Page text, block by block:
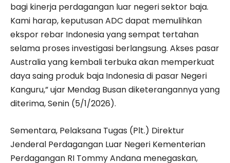
bagi kinerja perdagangan luar negeri sektor baja.
Kami harap, keputusan ADC dapat memulihkan
ekspor rebar Indonesia yang sempat tertahan
selama proses investigasi berlangsung. Akses pasar
Australia yang kembali terbuka akan memperkuat
daya saing produk baja Indonesia di pasar Negeri
Kanguru,” ujar Mendag Busan diketerangannya yang
diterima, Senin (5/1/2026).
Sementara, Pelaksana Tugas (Plt.) Direktur
Jenderal Perdagangan Luar Negeri Kementerian
Perdagangan RI Tommy Andana menegaskan,